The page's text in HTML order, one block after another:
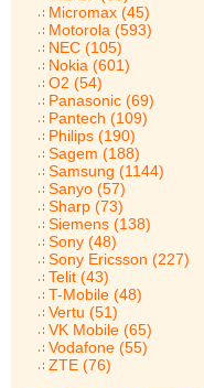
Micromax (45)
Motorola (593)
NEC (105)
Nokia (601)
O2 (54)
Panasonic (69)
Pantech (109)
Philips (190)
Sagem (188)
Samsung (1144)
Sanyo (57)
Sharp (73)
Siemens (138)
Sony (48)
Sony Ericsson (227)
Telit (43)
T-Mobile (48)
Vertu (51)
VK Mobile (65)
Vodafone (55)
ZTE (76)